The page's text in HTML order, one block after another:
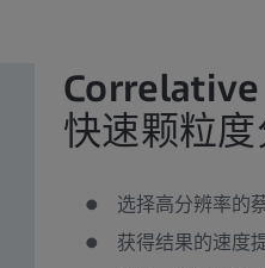
快速颗粒
选择高分辨率的
获得结果的速度